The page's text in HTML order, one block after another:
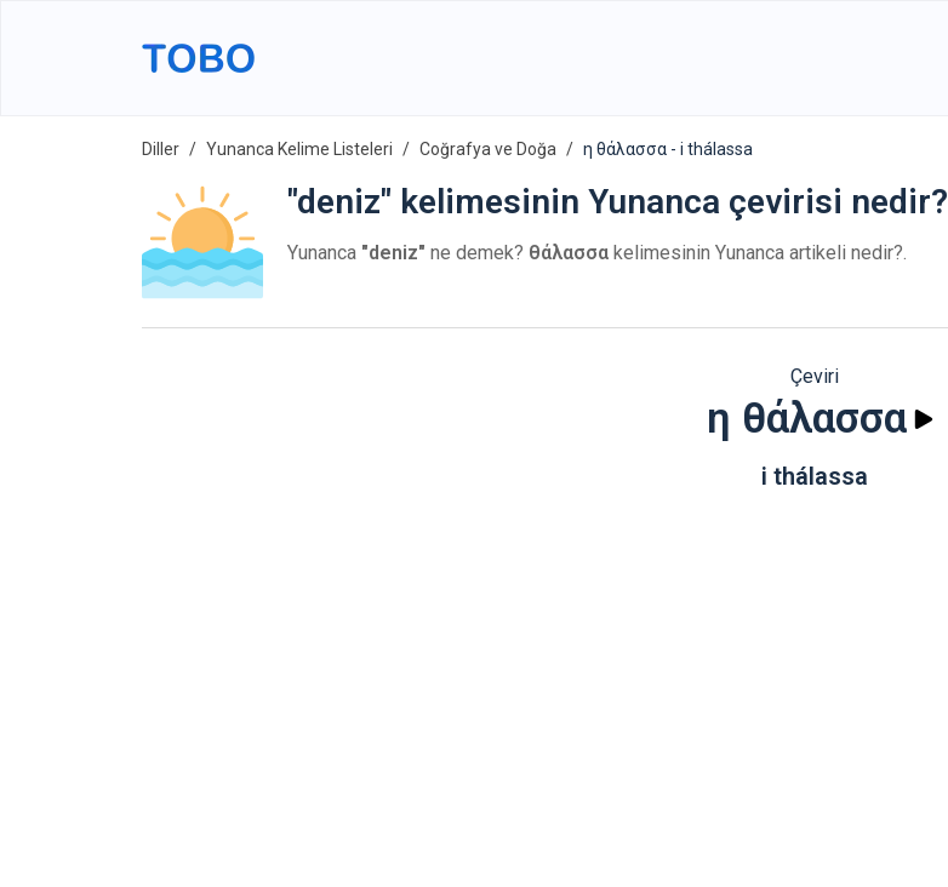
Diller Yunanca Kelime Listeleri Coğrafya ve Doğa η θάλασσα - i thálassa
"deniz" kelimesinin Yunanca çevirisi nedir?
Yunanca "deniz" ne demek? θάλασσα kelimesinin Yunanca artikeli nedir?.
Çeviri
η θάλασσα
i thálassa